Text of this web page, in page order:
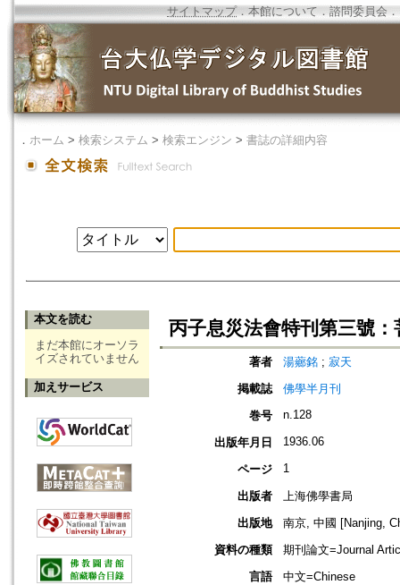
サイトマップ．本館について ． 諮問委員会 ．
． ホーム > 検索システム > 検索エンジン > 書誌の詳細内容
本文を読む
まだ本館にオーソラ
イズされていません
加えサービス
丙子息災法會特刊第三號
著者 湯薌銘 ; 寂天
掲載誌
佛學半月刊
巻号
n.128
出版年月日 1936.06
ページ 1
出版者
上海佛學書局
出版地
南京, 中國 [Nanjing,
資料の種類
期刊論文=Journal
言語
中文=Chinese